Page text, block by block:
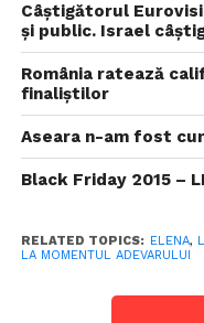
Câștigătorul
și public. Israel
România ratează
finaliștilor
Aseara n-am fost
Black Friday 2015 –
RELATED TOPICS: ELENA,
LA MOMENTUL ADEVARULUI